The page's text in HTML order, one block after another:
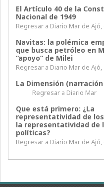
El Artículo 40 de la
Nacional de 1949
Regresar a Diario Mar de
Navitas: la polémica
que busca petróleo en
“apoyo” de Milei
Regresar a Diario Mar de
La Dimensión
Regresar a Diario Mar
Que está primero: ¿La
representatividad de
la representatividad de
políticas?
Regresar a Diario Mar de